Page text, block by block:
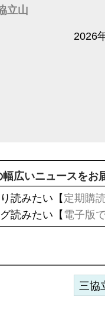
立山
2026
広いニュースをお
読みたい【定期購
読みたい【 電子版
三協